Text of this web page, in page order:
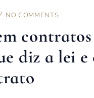
NO COMMENTS
diz a lei